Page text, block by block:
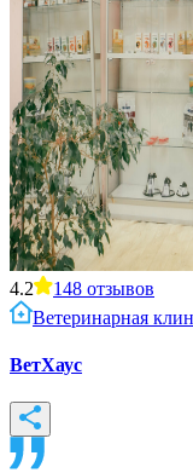
4.2 148 отзывов
Ветеринарная
ВетХаус